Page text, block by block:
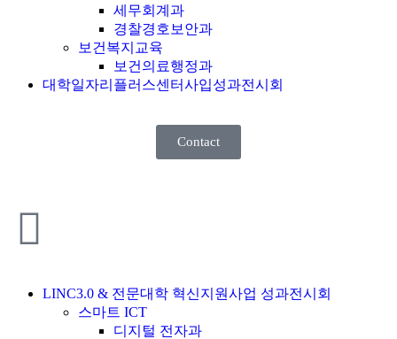
세무회계과
경찰경호보안과
보건복지교육
보건의료행정과
대학일자리플러스센터사입성과전시회
Contact
LINC3.0 & 전문대학 혁신지원사업 성과전시회
스마트 ICT
디지털 전자과